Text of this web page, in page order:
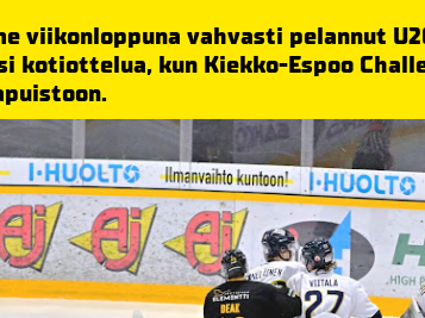
viikonloppuna vahvasti pelannut
kotiottelua, kun Kiekko-Espoo